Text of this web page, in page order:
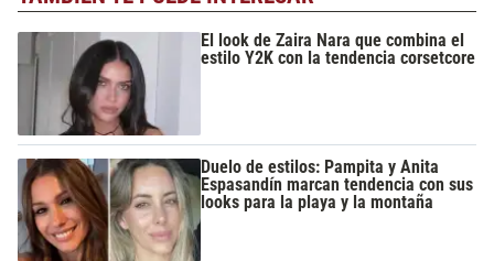
El look de Zaira Nara que combina el
estilo Y2K con la tendencia corsetcore
Duelo de estilos: Pampita y Anita
Espasandín marcan tendencia con sus
looks para la playa y la montaña